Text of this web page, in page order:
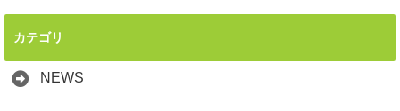
カテゴリ
NEWS